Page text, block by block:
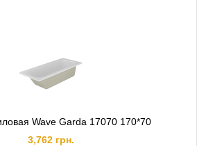
Wave Garda 17070 170*70
3,762 грн.